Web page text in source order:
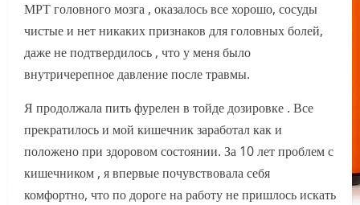
МРТ головного мозга , оказалось все хорошо, сосуды
чистые и нет никаких признаков для головных болей,
даже не подтвердилось , что у меня было
внутричерепное давление после травмы.
Я продолжала пить фурелен в тойде дозировке . Все
прекратилось и мой кишечник заработал как и
положено при здоровом состоянии. За 10 лет проблем с
кишечником , я впервые почувствовала себя
комфортно, что по дороге на работу не пришлось искать